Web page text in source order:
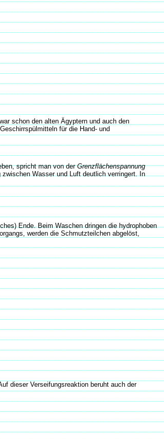
schon den alten Ägyptern und auch den
für die Hand- und
spricht man von derGrenzflächenspannung
Wasser und Luft deutlich verringert. In
Ende. Beim Waschen dringen die hydrophoben
werden die Schmutzteilchen abgelöst,
dieser Verseifungsreaktion beruht auch der